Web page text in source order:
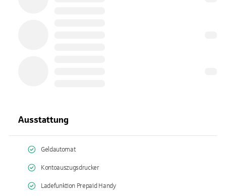
Ausstattung
Geldautomat
Kontoauszugsdrucker
Ladefunktion Prepaid Handy